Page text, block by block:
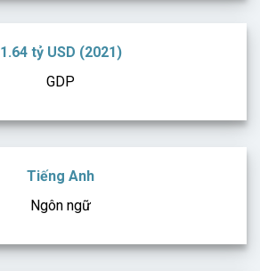
1.64 tỷ USD (2021)
GDP
Tiếng Anh
Ngôn ngữ